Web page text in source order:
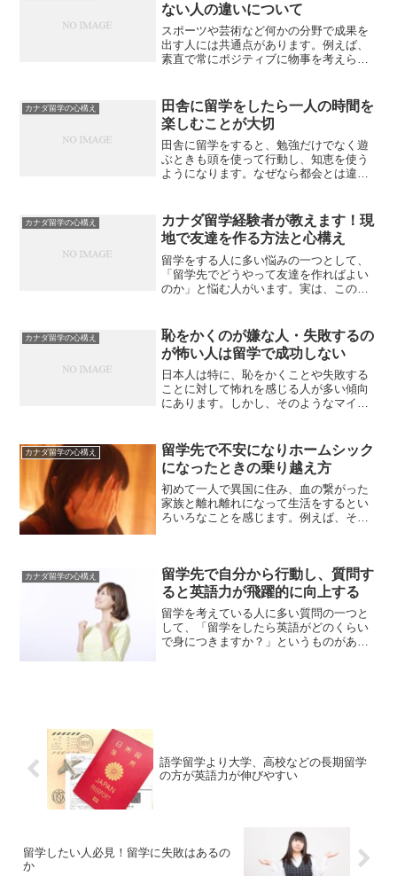
ない人の違いについて
スポーツや芸術など何かの分野で成果を
出す人には共通点があります。例えば、
素直で常にポジティブに物事を考えら
語でもまったく同じですが、留学をして
英語が伸びる人と伸びない人...
カナダ留学の心構え
田舎に留学をしたら一人の時間を
楽しむことが大切
田舎に留学をすると、勉強だけでなく遊
ぶときも頭を使って行動し、知恵を使う
ようになります。なぜなら都会とは違っ
遊ぶにしてもやることは大体が決まって
います。そのため、必然的...
カナダ留学の心構え
カナダ留学経験者が教えます！現
地で友達を作る方法と心構え
留学をする人に多い悩みの一つとして、
「留学先でどうやって友達を作ればよい
のか」と悩む人がいます。実は、この悩
いのです。人は誰でも、最低一つくらい
強みは持っています。たと...
カナダ留学の心構え
恥をかくのが嫌な人・失敗するの
が怖い人は留学で成功しない
日本人は特に、恥をかくことや失敗する
ことに対して怖れを感じる人が多い傾向
にあります。しかし、そのようなマイン
学をする人は失敗を怖れずに「最初はで
きないのは当たり前」と良...
カナダ留学の心構え
留学先で不安になりホームシック
になったときの乗り越え方
初めて一人で異国に住み、血の繋がった
家族と離れ離れになって生活をするとい
ろいろなことを感じます。例えば、その
電話を通じて知りまし...
カナダ留学の心構え
留学先で自分から行動し、質問す
ると英語力が飛躍的に向上する
留学を考えている人に多い質問の一つと
して、「留学をしたら英語がどのくらい
で身につきますか？」というものがあり
語学留学より大学、高校などの長期留学
の方が英語力が伸びやすい
留学したい人必見！留学に失敗はあるの
か